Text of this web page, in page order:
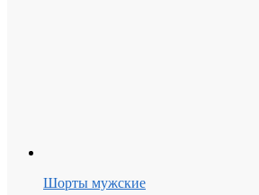
Шорты мужские